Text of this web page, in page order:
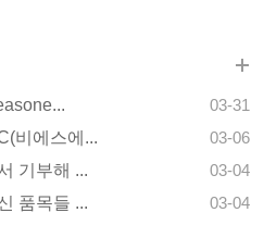
03-31
비에스에...
03-06
기부해 ...
03-04
품목들 ...
03-04